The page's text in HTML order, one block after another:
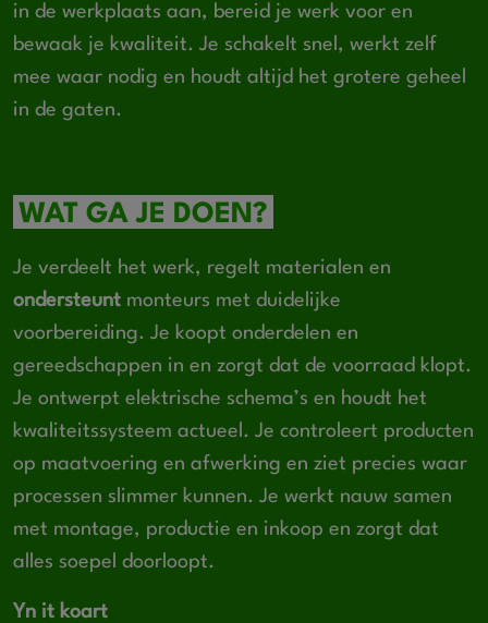
in de werkplaats aan, bereid je werk voor en
bewaak je kwaliteit. Je schakelt snel, werkt zelf
mee waar nodig en houdt altijd het grotere geheel
in de gaten.
WAT GA JE DOEN?
Je verdeelt het werk, regelt materialen en
ondersteunt monteurs met duidelijke
voorbereiding. Je koopt onderdelen en
gereedschappen in en zorgt dat de voorraad klopt.
Je ontwerpt elektrische schema’s en houdt het
kwaliteitssysteem actueel. Je controleert producten
op maatvoering en afwerking en ziet precies waar
processen slimmer kunnen. Je werkt nauw samen
met montage, productie en inkoop en zorgt dat
alles soepel doorloopt.
Yn it koart